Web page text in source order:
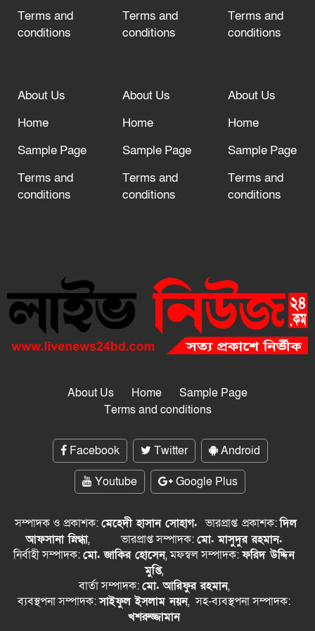
Terms and
conditions
Terms and
conditions
Terms and
conditions
About Us
Home
Sample Page
Terms and
conditions
About Us
Home
Sample Page
Terms and
conditions
About Us
Home
Sample Page
Terms and
conditions
About Us Home
Sample Page
Terms and conditions
Facebook Twitter
Android
Youtube
Google Plus
সম্পাদক ও প্রকাশক:মেহেদী হাসান সোহাগ.ভারপ্রাপ্ত প্রকাশক:দিল
আফসানা স্নিগ্ধা, ভারপ্রাপ্ত সম্পাদক:মো. মাসুদুর রহমান.
নির্বাহী সম্পাদক:মো. জাকির হোসেন, মফস্বল সম্পাদক:ফরিদ উদ্দিন
মুপ্তি,
বার্তা সম্পাদক:মো. আরিফুর রহমান,
ব্যবস্থপনা সম্পাদক:সাইফুল ইসলাম নয়ন, সহ-ব্যবস্থপনা সম্পাদক:
খশরুজ্জামান